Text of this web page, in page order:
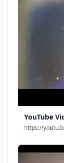
YouTube
https://